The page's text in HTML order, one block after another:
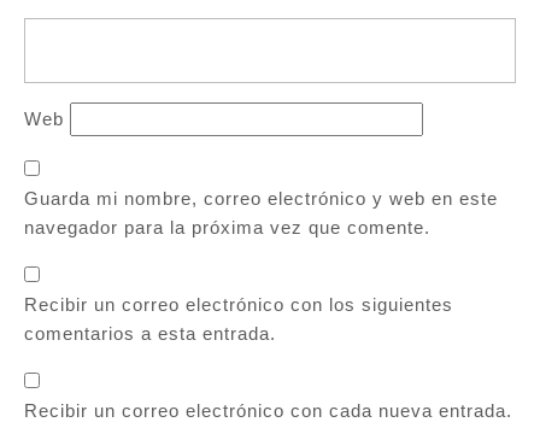
Web
Guarda mi nombre, correo electrónico y web en este
navegador para la próxima vez que comente.
Recibir un correo electrónico con los siguientes
comentarios a esta entrada.
Recibir un correo electrónico con cada nueva entrada.